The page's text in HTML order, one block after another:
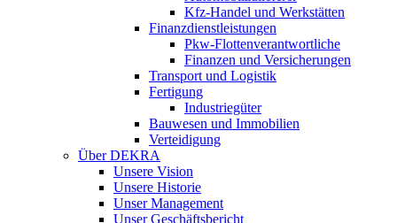
Kfz-Handel und Werkstätten
Finanzdienstleistungen
Pkw‑Flottenverantwortliche
Finanzen und Versicherungen
Transport und Logistik
Fertigung
Industriegüter
Bauwesen und Immobilien
Verteidigung
Über DEKRA
Unsere Vision
Unsere Historie
Unser Management
Unser Geschäftsbericht